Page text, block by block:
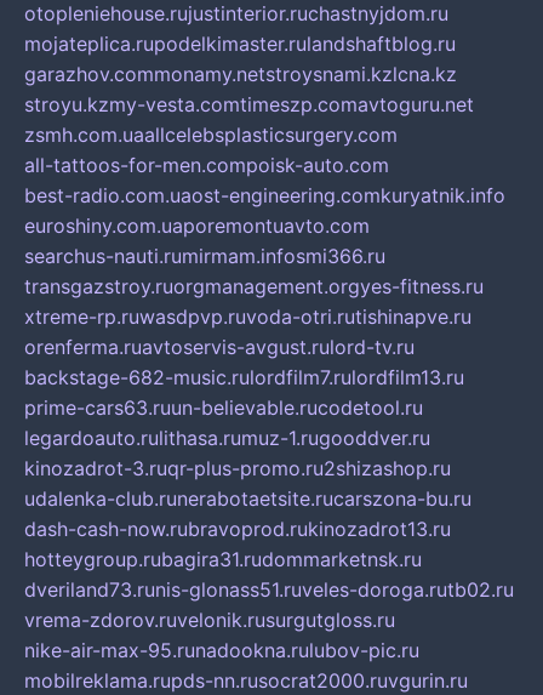
otopleniehouse.rujustinterior.ruchastnyjdom.ru
mojateplica.rupodelkimaster.rulandshaftblog.ru
garazhov.commonamy.netstroysnami.kzlcna.kz
stroyu.kzmy-vesta.comtimeszp.comavtoguru.net
zsmh.com.uaallcelebsplasticsurgery.com
all-tattoos-for-men.compoisk-auto.com
best-radio.com.uaost-engineering.comkuryatnik.info
euroshiny.com.uaporemontuavto.com
searchus-nauti.rumirmam.infosmi366.ru
transgazstroy.ruorgmanagement.orgyes-fitness.ru
xtreme-rp.ruwasdpvp.ruvoda-otri.rutishinapve.ru
orenferma.ruavtoservis-avgust.rulord-tv.ru
backstage-682-music.rulordfilm7.rulordfilm13.ru
prime-cars63.ruun-believable.rucodetool.ru
legardoauto.rulithasa.rumuz-1.rugooddver.ru
kinozadrot-3.ruqr-plus-promo.ru2shizashop.ru
udalenka-club.runerabotaetsite.rucarszona-bu.ru
dash-cash-now.rubravoprod.rukinozadrot13.ru
hotteygroup.rubagira31.rudommarketnsk.ru
dveriland73.runis-glonass51.ruveles-doroga.rutb02.ru
vrema-zdorov.ruvelonik.rusurgutgloss.ru
nike-air-max-95.runadookna.rulubov-pic.ru
mobilreklama.rupds-nn.rusocrat2000.ruvgurin.ru